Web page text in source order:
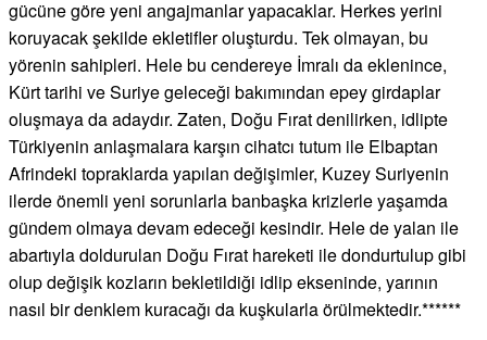
gücüne göre yeni angajmanlar yapacaklar. Herkes yerini
koruyacak şekilde ekletifler oluşturdu. Tek olmayan, bu
yörenin sahipleri. Hele bu cendereye İmralı da eklenince,
Kürt tarihi ve Suriye geleceği bakımından epey girdaplar
oluşmaya da adaydır. Zaten, Doğu Fırat denilirken, idlipte
Türkiyenin anlaşmalara karşın cihatcı tutum ile Elbaptan
Afrindeki topraklarda yapılan değişimler, Kuzey Suriyenin
ilerde önemli yeni sorunlarla banbaşka krizlerle yaşamda
gündem olmaya devam edeceği kesindir. Hele de yalan ile
abartıyla doldurulan Doğu Fırat hareketi ile dondurtulup gibi
olup değişik kozların bekletildiği idlip ekseninde, yarının
nasıl bir denklem kuracağı da kuşkularla örülmektedir.******